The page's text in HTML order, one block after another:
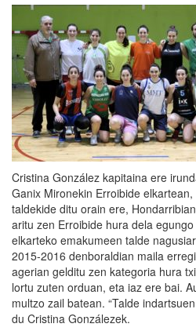
Cristina González kapitaina ere
Ganix Mironekin Erroibide
taldekide ditu orain ere,
aritu zen Erroibide hura dela
elkarteko emakumeen talde
2015-2016 denboraldian maila
agerian gelditu zen kategoria hura
lortu zuten orduan, eta iaz ere bai.
multzo zail batean. “Talde
du Cristina Gonzálezek.